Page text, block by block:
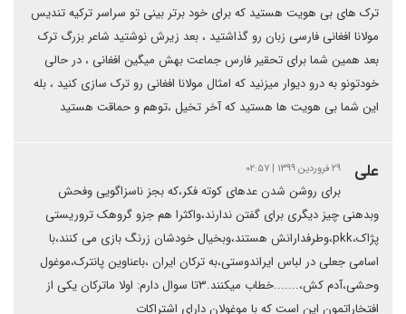
ترک های بی هویت هستید که برای خود برتر بینی تو سراسر ترکیه تندیس
مولانا افغانی فارسی زبان رو گذاشتید ، بعد زیرش نوشتید شاعر بزرگ ترک
بعد همین شما برای تحقیر فارس جماعت بهش میگین افغانی ، در حالی
خودتونو به درو دیوار میزنید که امثال مولانا افغانی رو ترک سازی کنید ، بله
این شما بی هویت ها هستید که آخر تخیل ،توهم و حماقت هستید
علی ۲۹ فروردین ۱۳۹۹ | ۰۲:۵۷
برای روشن شدن عدهای کوته فکر،که بجز ناسزاگویی وفحش
وبدهنی چیز دیگری برای گفتن ندارند،واکثرا هم جزو گروهک تروریستی
پژاک،pkk،وطرفدارانش هستند،وبخیال خودشان زرنگ بازی می کنند،با
اسامی جعلی در لباس ایراندوستی،به ترکان ایران ،باعناوین پانترک،موغول
وحشی،آدم کش،.......خطاب میکنند.۳تا سوال دارم: اولا ماترکان یکی از
افتخاراتمون این است که با موغولان دارای اشتراکات